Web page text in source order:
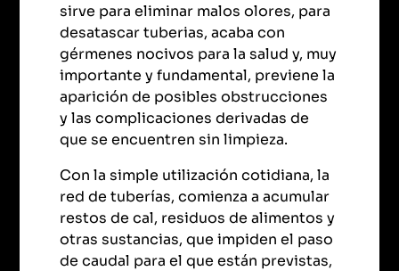
sirve para eliminar malos olores, para
desatascar tuberias, acaba con
gérmenes nocivos para la salud y, muy
importante y fundamental, previene la
aparición de posibles obstrucciones
y las complicaciones derivadas de
que se encuentren sin limpieza.
Con la simple utilización cotidiana, la
red de tuberías, comienza a acumular
restos de cal, residuos de alimentos y
otras sustancias, que impiden el paso
de caudal para el que están previstas,